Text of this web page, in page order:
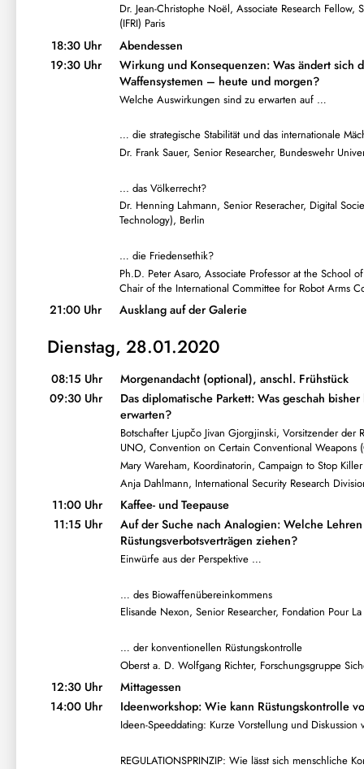
Dr. Jean-Christophe Noël, Associate Research Fellow,
(IFRI) Paris
18:30 Uhr
Abendessen
19:30 Uhr
Wirkung und Konsequenzen: Was ändert sich
Waffensystemen – heute und morgen?
Welche Auswirkungen sind zu erwarten auf …
… die strategische Stabilität und das internationale
Dr. Frank Sauer, Senior Researcher, Bundeswehr
... das Völkerrecht?
Dr. Henning Lahmann, Senior Reseracher, Digital
Technology), Berlin
… die Friedensethik?
Ph.D. Peter Asaro, Associate Professor at the School
Chair of the International Committee for Robot Arms
21:00 Uhr Ausklang auf der Galerie
Dienstag, 28.01.2020
08:15 Uhr
Morgenandacht (optional), anschl. Frühstück
09:30 Uhr
Das diplomatische Parkett: Was geschah
erwarten?
Botschafter Ljupčo Jivan Gjorgjinski, Vorsitzender
UNO, Convention on Certain Conventional
Mary Wareham, Koordinatorin, Campaign to Stop
Anja Dahlmann, International Security Research
11:00 Uhr
Kaffee- und Teepause
11:15 Uhr
Auf der Suche nach Analogien: Welche
Rüstungsverbotsverträgen ziehen?
Einwürfe aus der Perspektive …
… des Biowaffenübereinkommens
Elisande Nexon, Senior Researcher, Fondation Pour
… der konventionellen Rüstungskontrolle
Oberst a. D. Wolfgang Richter, Forschungsgruppe
12:30 Uhr
Mittagessen
14:00 Uhr
Ideenworkshop: Wie kann Rüstungskontrolle
Ideen-Speeddating: Kurze Vorstellung und
REGULATIONSPRINZIP: Wie lässt sich menschliche